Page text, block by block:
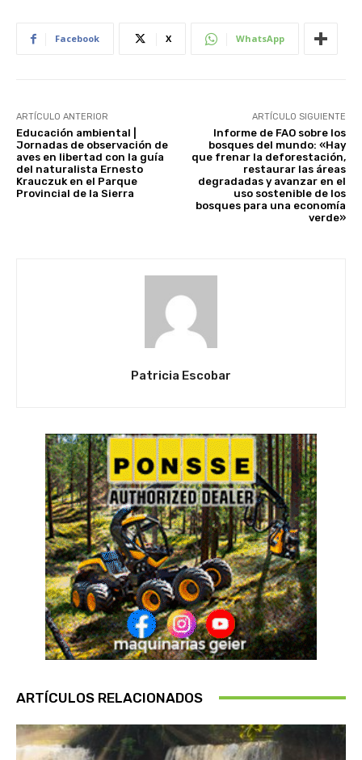
Facebook X WhatsApp
ARTÍCULO ANTERIOR
Educación ambiental |
Jornadas de observación de
aves en libertad con la guía
del naturalista Ernesto
Krauczuk en el Parque
Provincial de la Sierra
ARTÍCULO SIGUIENTE
Informe de FAO sobre los
bosques del mundo: «Hay
que frenar la deforestación,
restaurar las áreas
degradadas y avanzar en el
uso sostenible de los
bosques para una economía
verde»
Patricia Escobar
ARTÍCULOS RELACIONADOS